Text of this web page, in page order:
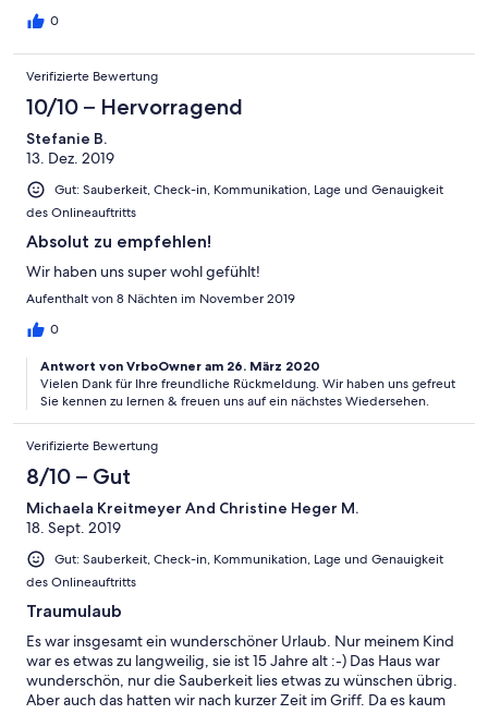
0
Verifizierte Bewertung
10/10 – Hervorragend
Stefanie B.
13. Dez. 2019
Gut: Sauberkeit, Check-in, Kommunikation, Lage und Genauigkeit
des Onlineauftritts
Absolut zu empfehlen!
Wir haben uns super wohl gefühlt!
Aufenthalt von 8 Nächten im November 2019
0
Antwort von VrboOwner am 26. März 2020
Vielen Dank für Ihre freundliche Rückmeldung. Wir haben uns gefreut
Sie kennen zu lernen & freuen uns auf ein nächstes Wiedersehen.
Verifizierte Bewertung
8/10 – Gut
Michaela Kreitmeyer And Christine Heger M.
18. Sept. 2019
Gut: Sauberkeit, Check-in, Kommunikation, Lage und Genauigkeit
des Onlineauftritts
Traumulaub
Es war insgesamt ein wunderschöner Urlaub. Nur meinem Kind
war es etwas zu langweilig, sie ist 15 Jahre alt :-) Das Haus war
wunderschön, nur die Sauberkeit lies etwas zu wünschen übrig.
Aber auch das hatten wir nach kurzer Zeit im Griff. Da es kaum